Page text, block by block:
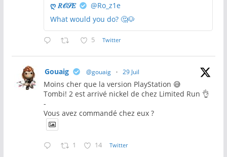
ღ 𝑅𝒪𝒮𝐸
@Ro_z1e
What would you do? 🤔🐶
5 Twitter
Gouaig @gouaig · 29 Juil
Moins cher que la version PlayStation 😅
Tombi! 2 est arrivé nickel de chez Limited Run 👌
-
Vous avez commandé chez eux ?
1 14 Twitter